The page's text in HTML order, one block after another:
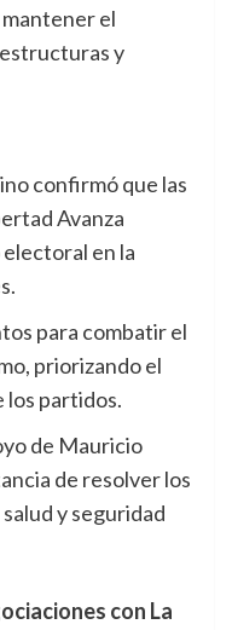
el
y
confirmó que las
Avanza
en la
para combatir el
priorizando el
los partidos.
de Mauricio
de resolver los
y seguridad
con La